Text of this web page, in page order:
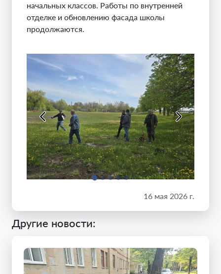
начальных классов. Работы по внутренней
отделке и обновлению фасада школы
продолжаются.
16 мая 2026 г.
Другие новости: